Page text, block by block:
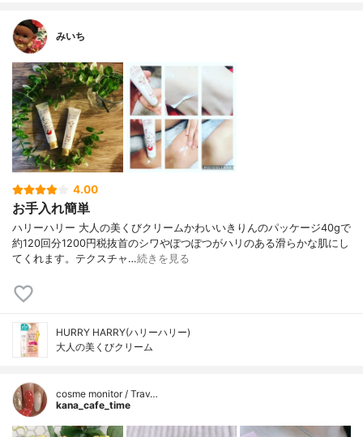
みいち
4.00
お手入れ簡単
ハリーハリー 大人の美くびクリームかわいいきりんのパッケージ40gで
約120回分1200円税抜首のシワやぽつぽつがハリのある滑らかな肌にし
てくれます。テクスチャ…続きを見る
HURRY HARRY(ハリーハリー)
大人の美くびクリーム
cosme monitor / Trav…
kana_cafe_time